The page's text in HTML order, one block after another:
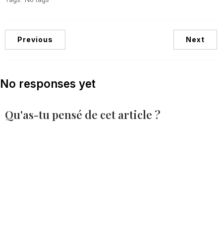
Previous Next
No responses yet
Qu'as-tu pensé de cet article ?